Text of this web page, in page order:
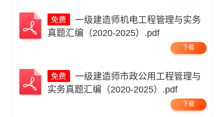
一级建造师机电工程管理与实务
真题汇编（2020-2025）.pdf
下载
一级建造师市政公用工程管理与
实务真题汇编（2020-2025）.pdf
下载